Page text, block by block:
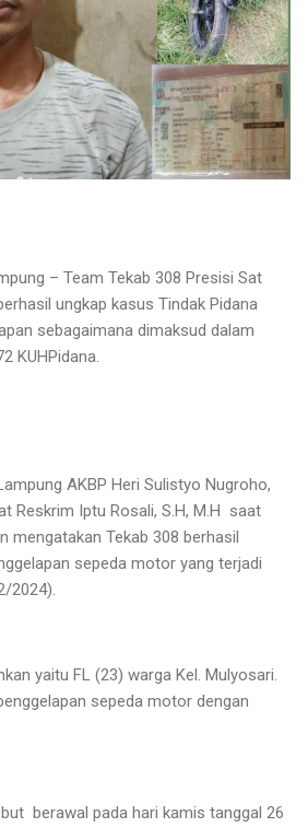
– Team Tekab 308 Presisi Sat
ungkap kasus Tindak Pidana
sebagaimana dimaksud dalam
KUHPidana.
AKBP Heri Sulistyo Nugroho,
Reskrim Iptu Rosali, S.H, M.H saat
mengatakan Tekab 308 berhasil
sepeda motor yang terjadi
2024).
yaitu FL (23) warga Kel. Mulyosari.
sepeda motor dengan
berawal pada hari kamis tanggal 26